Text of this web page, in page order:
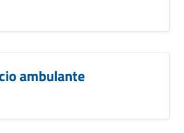
ambulante